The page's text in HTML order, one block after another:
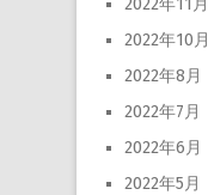
2022年10月
2022年8月
2022年7月
2022年6月
2022年5月